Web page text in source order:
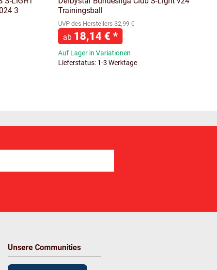
3
Trainingsball
UVP des Herstellers 32,99 €
ab 18,14 € *
Auf Lager in Variationen
Lieferstatus: 1-3 Werktage
Unsere Communities